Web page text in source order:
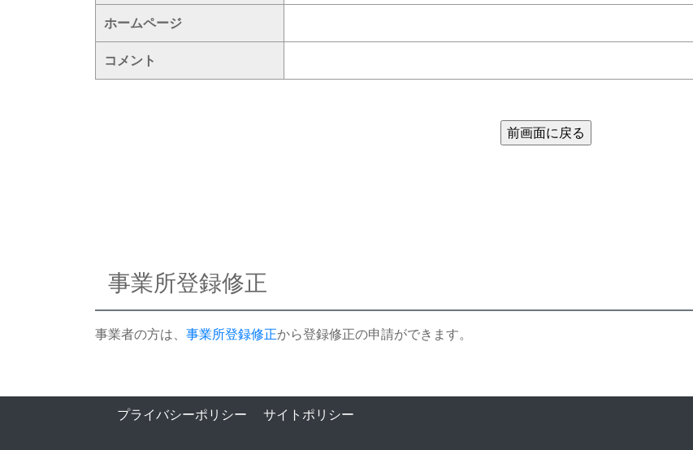
ホームページ
コメント
事業所登録修正
事業者の方は、 事業所登録修正から登録修正の申請ができます。
プライバシーポリシー サイトポリシー